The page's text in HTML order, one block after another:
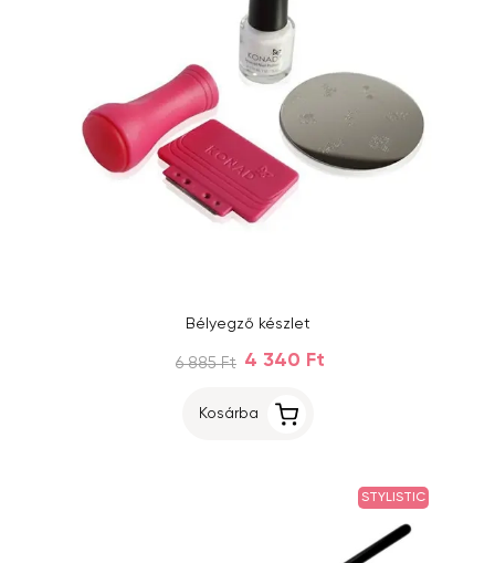
Bélyegző készlet
6 885 Ft 4 340 Ft
Kosárba
STYLISTIC